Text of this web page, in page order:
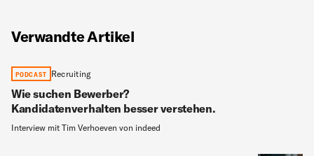
Verwandte Artikel
PODCAST Recruiting
Wie suchen Bewerber?
Kandidatenverhalten besser verstehen.
Interview mit Tim Verhoeven von indeed